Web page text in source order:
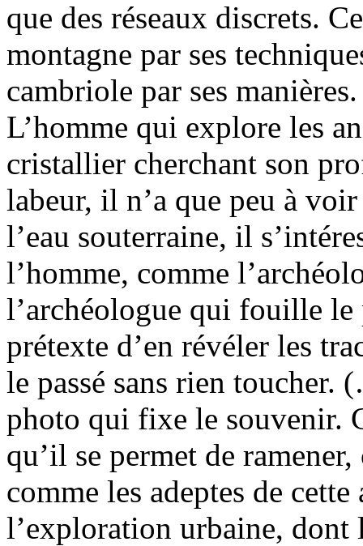
que des réseaux discrets.
montagne par ses
cambriole par ses
L’homme qui explore les
cristallier cherchant son
labeur, il n’a que peu à
l’eau souterraine, il
l’homme, comme
l’archéologue qui fouille le
prétexte d’en révéler les
le passé sans rien toucher.
photo qui fixe le souvenir.
qu’il se permet de
comme les adeptes de
l’exploration urbaine,